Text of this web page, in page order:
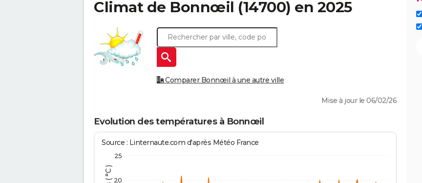
Climat de Bonnœil (14700) en 2025
Comparer Bonnœil à une autre ville
Mise à jour le 06/02/26
Evolution des températures à Bonnœil
Source : Linternaute.com d'après Météo France
20
25